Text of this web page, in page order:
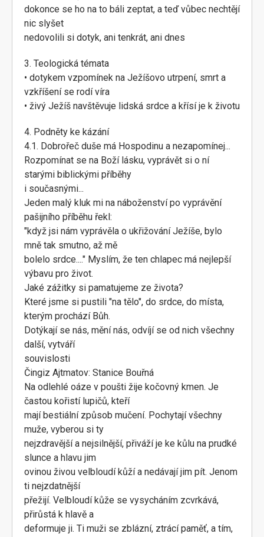
dokonce se ho na to báli zeptat, a teď vůbec nechtějí
nic slyšet
nedovolili si dotyk, ani tenkrát, ani dnes
3. Teologická témata
• dotykem vzpomínek na Ježíšovo utrpení, smrt a
vzkříšení se rodí víra
• živý Ježíš navštěvuje lidská srdce a křísí je k životu
4. Podněty ke kázání
4.1. Dobrořeč duše má Hospodinu a nezapomínej...
Rozpomínat se na Boží lásku, vyprávět si o ní
starými biblickými příběhy
i současnými...
Jeden malý kluk mi na náboženství po vyprávění
pašijního příběhu řekl:
"když jsi nám vyprávěla o ukřižování Ježíše, bylo
mně tak smutno, až mě
bolelo srdce...." Myslím, že ten chlapec má nejlepší
výbavu pro život.
Jaké zážitky si pamatujeme ze života?
Které jsme si pustili "na tělo", do srdce, do místa,
kterým prochází Bůh.
Dotýkají se nás, mění nás, odvíjí se od nich všechny
další, vytváří
souvislosti
Čingiz Ajtmatov: Stanice Bouřná
Na odlehlé oáze v poušti žije kočovný kmen. Je
častou kořistí lupičů, kteří
mají bestiální způsob mučení. Pochytají všechny
muže, vyberou si ty
nejzdravější a nejsilnější, přiváží je ke kůlu na prudké
slunce a hlavu jim
ovinou živou velbloudí kůží a nedávají jim pít. Jenom
ti nejzdatnější
přežijí. Velbloudí kůže se vysycháním zcvrkává,
přirůstá k hlavě a
deformuje ji. Ti muži se zblázní, ztrácí paměť, a tím,